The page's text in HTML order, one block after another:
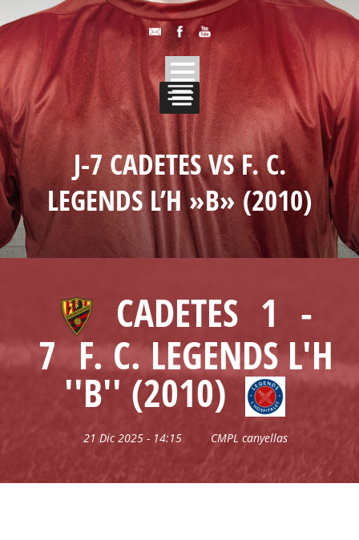
J-7 CADETES VS F. C.
LEGENDS L’H »B» (2010)
CADETES 1 -
7 F. C. LEGENDS L'H
''B'' (2010)
21 Dic 2025 - 14:15 CMPL canyellas